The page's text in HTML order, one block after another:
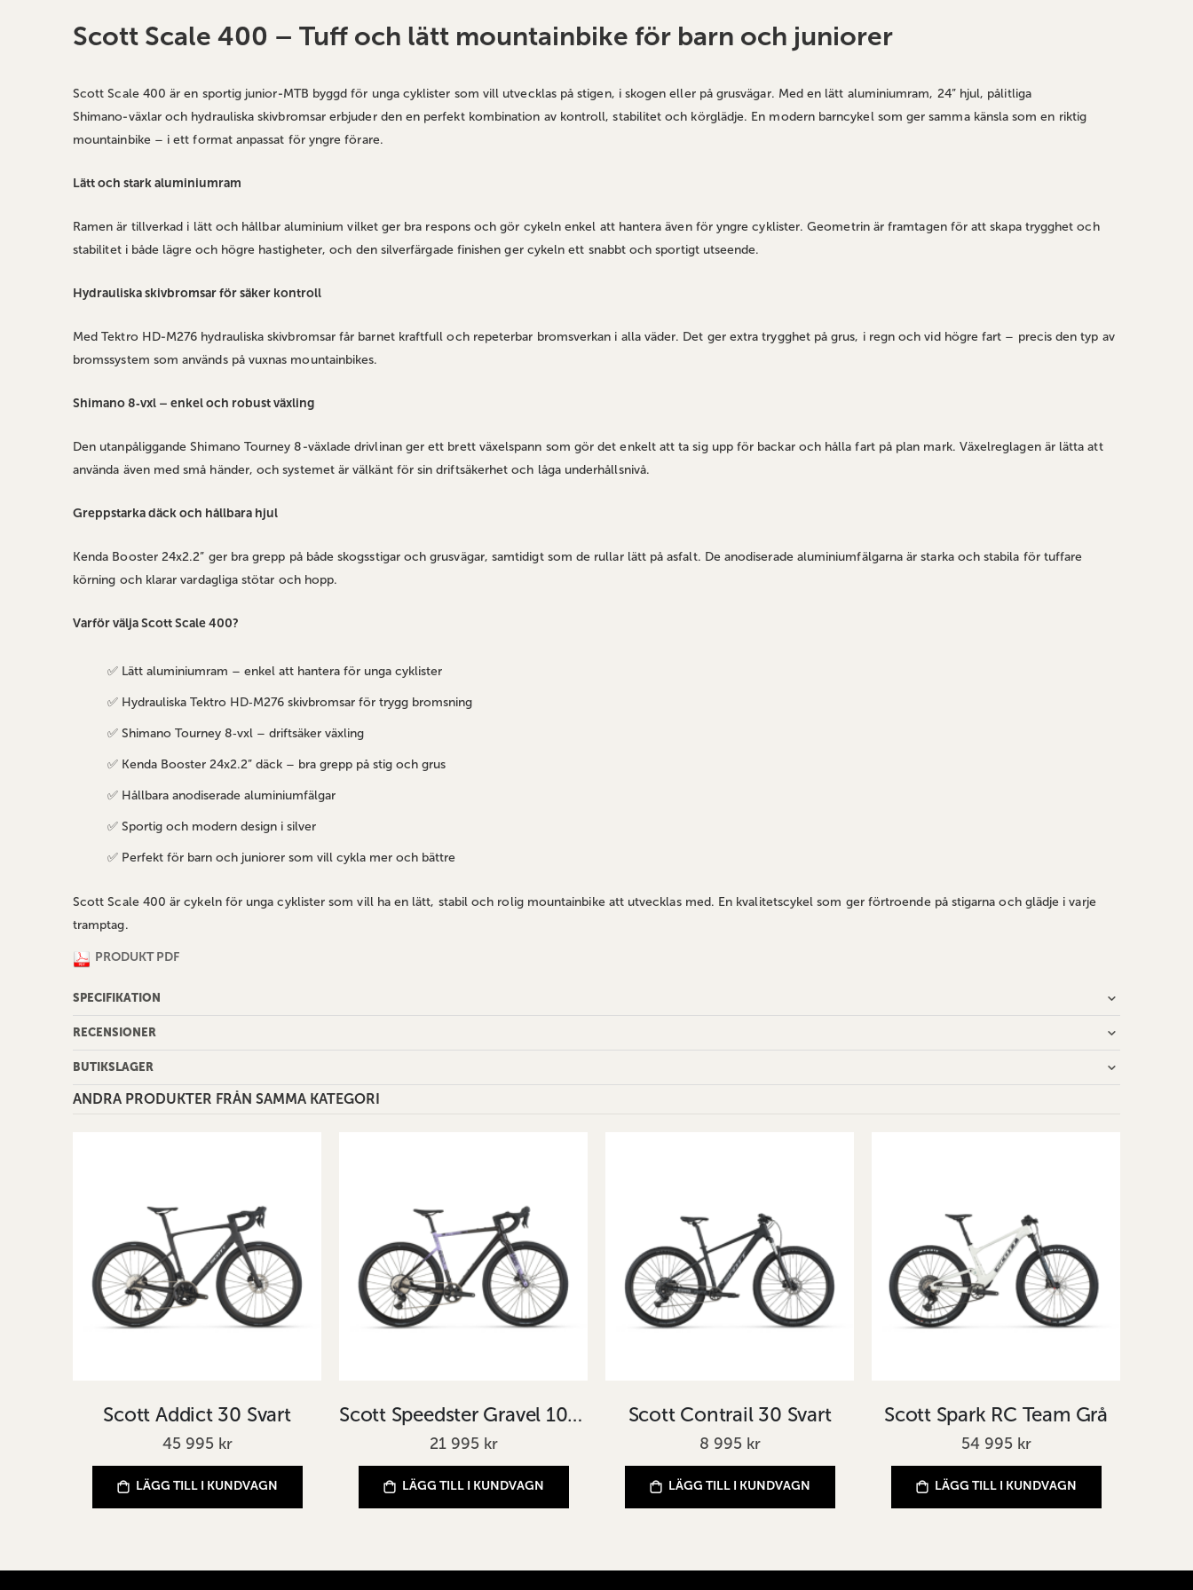
bildgalleriet
Scott Scale 400 – Tuff och lätt mountainbike för barn och juniorer
Scott Scale 400 är en sportig junior‑MTB byggd för unga cyklister som vill utvecklas på stigen, i skogen eller på grusvägar. Med en lätt aluminiumram, 24” hjul, pålitliga
Shimano‑växlar och hydrauliska skivbromsar erbjuder den en perfekt kombination av kontroll, stabilitet och körglädje. En modern barncykel som ger samma känsla som en riktig
mountainbike – i ett format anpassat för yngre förare.
Lätt och stark aluminiumram
Ramen är tillverkad i lätt och hållbar aluminium vilket ger bra respons och gör cykeln enkel att hantera även för yngre cyklister. Geometrin är framtagen för att skapa trygghet och
stabilitet i både lägre och högre hastigheter, och den silverfärgade finishen ger cykeln ett snabbt och sportigt utseende.
Hydrauliska skivbromsar för säker kontroll
Med Tektro HD‑M276 hydrauliska skivbromsar får barnet kraftfull och repeterbar bromsverkan i alla väder. Det ger extra trygghet på grus, i regn och vid högre fart – precis den typ av
bromssystem som används på vuxnas mountainbikes.
Shimano 8‑vxl – enkel och robust växling
Den utanpåliggande Shimano Tourney 8‑växlade drivlinan ger ett brett växelspann som gör det enkelt att ta sig upp för backar och hålla fart på plan mark. Växelreglagen är lätta att
använda även med små händer, och systemet är välkänt för sin driftsäkerhet och låga underhållsnivå.
Greppstarka däck och hållbara hjul
Kenda Booster 24x2.2” ger bra grepp på både skogsstigar och grusvägar, samtidigt som de rullar lätt på asfalt. De anodiserade aluminiumfälgarna är starka och stabila för tuffare
körning och klarar vardagliga stötar och hopp.
Varför välja Scott Scale 400?
✅ Lätt aluminiumram – enkel att hantera för unga cyklister
✅ Hydrauliska Tektro HD‑M276 skivbromsar för trygg bromsning
✅ Shimano Tourney 8‑vxl – driftsäker växling
✅ Kenda Booster 24x2.2” däck – bra grepp på stig och grus
✅ Hållbara anodiserade aluminiumfälgar
✅ Sportig och modern design i silver
✅ Perfekt för barn och juniorer som vill cykla mer och bättre
Scott Scale 400 är cykeln för unga cyklister som vill ha en lätt, stabil och rolig mountainbike att utvecklas med. En kvalitetscykel som ger förtroende på stigarna och glädje i varje
tramptag.
PRODUKT PDF
SPECIFIKATION
RECENSIONER
BUTIKSLAGER
ANDRA PRODUKTER FRÅN SAMMA KATEGORI
Scott Addict 30 Svart
45 995 kr
LÄGG TILL I KUNDVAGN
Scott Speedster Gravel 10 Svart
21 995 kr
LÄGG TILL I KUNDVAGN
Scott Contrail 30 Svart
8 995 kr
LÄGG TILL I KUNDVAGN
Scott Spark RC Team Grå
54 995 kr
LÄGG TILL I KUNDVAGN